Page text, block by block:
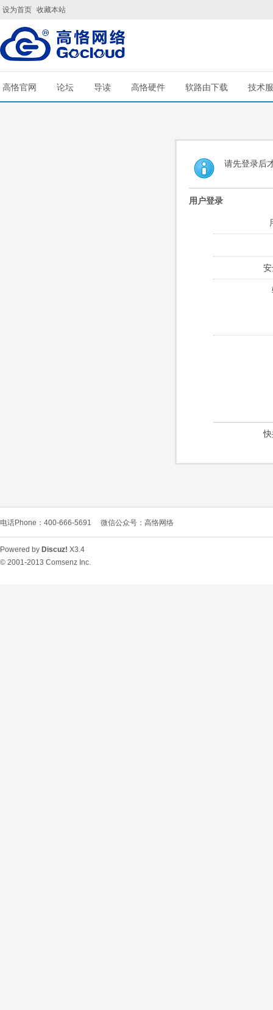
设为首页 收藏本站
高恪官网 论坛 导读 高恪硬件 软路由下载 技术
请先登录后
用户登录
电话Phone：400-666-5691 微信公众号：高恪网络
Powered by Discuz! X3.4
© 2001-2013 Comsenz Inc.